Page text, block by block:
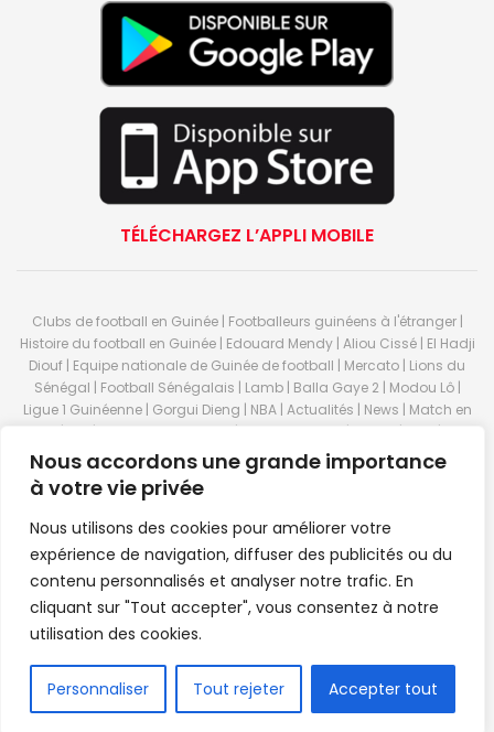
Nous accordons une grande importance
à votre vie privée
Nous utilisons des cookies pour améliorer votre
expérience de navigation, diffuser des publicités ou du
contenu personnalisés et analyser notre trafic. En
cliquant sur "Tout accepter", vous consentez à notre
utilisation des cookies.
Personnaliser Tout rejeter Accepter tout
TÉLÉCHARGEZ L’APPLI MOBILE
Clubs de football en Guinée | Footballeurs guinéens à l'étranger |
Histoire du football en Guinée | Edouard Mendy | Aliou Cissé | El Hadji
Diouf | Equipe nationale de Guinée de football | Mercato | Lions du
Sénégal | Football Sénégalais | Lamb | Balla Gaye 2 | Modou Lô |
Ligue 1 Guinéenne | Gorgui Dieng | NBA | Actualités | News | Match en
A | LSFP | Conakry | Guinée | Sport Guineen | Basket Guineens | Foot
Guineen | Handball Guinee | Match Guinee | Championnat Guinée |
Stade du 28 septembre | Coupe d'Afrique des nations de football |
Equipe de Guinee| Equipe national de Guinée | Senegal Equipe |
Guinée | Le Senegal | Dakar | Coupe de Guinée | Stade du 28
septembre | Foot Club | Sport Guinee | Sport Senegal | Paris Foot |
Sport en direct | Boxe | Sénégal Dakar | La Guinée | Live Sport | RTG |
Guinee en direct | Foot en direct | Foot direct | Eurosports | Football
direct | Vidéo | Télécharger Africasport | Clubs de football guinéens |
magazine theme byConfordev.
FR